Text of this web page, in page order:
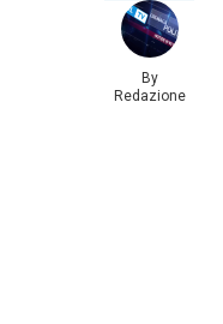
By
Redazione